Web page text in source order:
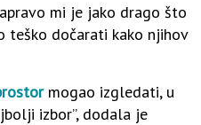
mi je jako drago što
teško dočarati kako njihov
mogao izgledati, u
izbor”, dodala je